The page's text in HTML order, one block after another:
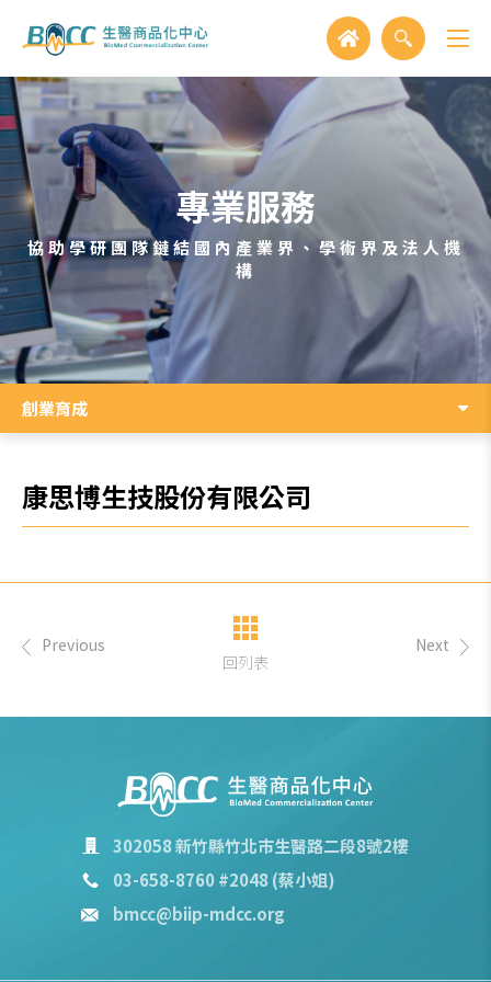
專業服務
協助學研團隊鏈結國內產業界、學術界及法人機
構
創業育成
康思博生技股份有限公司
Previous
回列表
Next
302058 新竹縣竹北市生醫路二段8號2樓
03-658-8760 #2048 (蔡小姐)
bmcc@biip-mdcc.org